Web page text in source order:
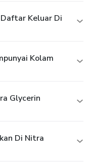
Keluar Di
Kolam
Glycerin
Di Nitra